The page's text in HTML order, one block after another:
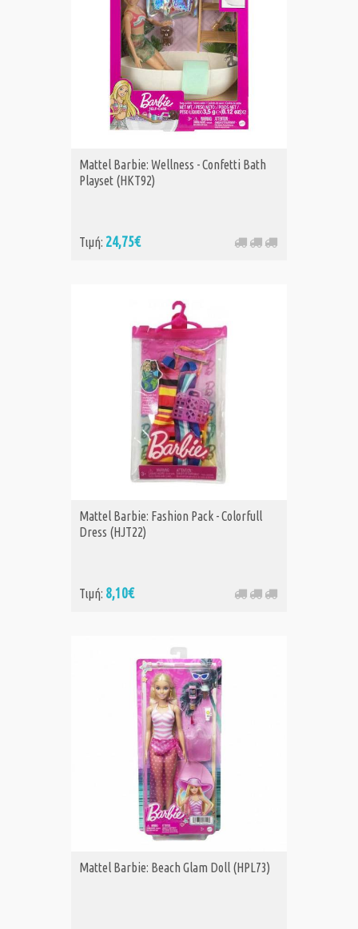
Mattel Barbie: Wellness - Confetti Bath
Playset (HKT92)
Τιμή: 24,75€
Mattel Barbie: Fashion Pack - Colorfull
Dress (HJT22)
Τιμή: 8,10€
Mattel Barbie: Beach Glam Doll (HPL73)